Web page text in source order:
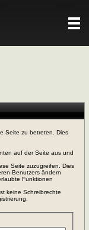
Seite zu betreten. Dies
auf der Seite aus und
Seite zuzugreifen. Dies
Benutzers ändern
Funktionen
keine Schreibrechte